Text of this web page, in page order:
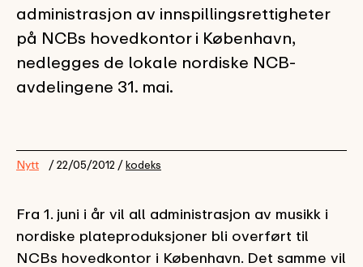
administrasjon av innspillingsrettigheter
på NCBs hovedkontor i København,
nedlegges de lokale nordiske NCB-
avdelingene 31. mai.
Nytt / 22/05/2012 /kodeks
Fra 1. juni i år vil all administrasjon av musikk i
nordiske plateproduksjoner bli overført til
NCBs hovedkontor i København. Det samme vil